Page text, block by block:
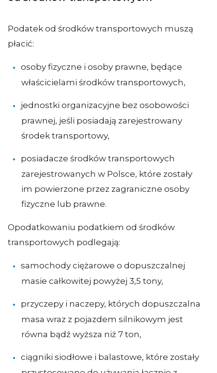
Podatek od środków transportowych muszą
płacić:
osoby fizyczne i osoby prawne, będące
właścicielami środków transportowych,
jednostki organizacyjne bez osobowości
prawnej, jeśli posiadają zarejestrowany
środek transportowy,
posiadacze środków transportowych
zarejestrowanych w Polsce, które zostały
im powierzone przez zagraniczne osoby
fizyczne lub prawne.
Opodatkowaniu podatkiem od środków
transportowych podlegają:
samochody ciężarowe o dopuszczalnej
masie całkowitej powyżej 3,5 tony,
przyczepy i naczepy, których dopuszczalna
masa wraz z pojazdem silnikowym jest
równa bądź wyższa niż 7 ton,
ciągniki siodłowe i balastowe, które zostały